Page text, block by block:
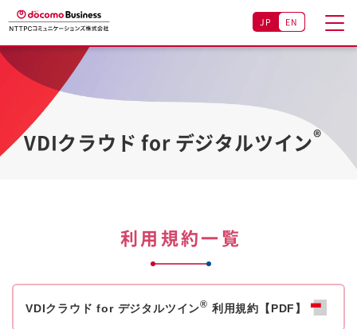
JP EN
VDIクラウド for デジタルツイン®
利用規約一覧
VDIクラウド for デジタルツイン® 利用規約【PDF】